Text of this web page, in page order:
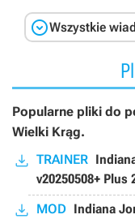
Wszystkie
Popularne pliki do
Wielki Krąg.
TRAINER
v20250508+ Plus
MOD Indiana